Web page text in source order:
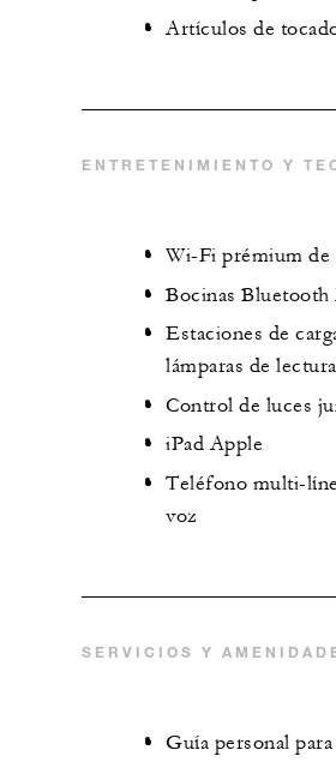
Artículos de
ENTRETENIMIENTO Y
Wi-Fi prémium de
Bocinas Bluetooth
Estaciones de
lámparas de
Control de luces
iPad Apple
Teléfono multi-
voz
SERVICIOS Y
Guía personal